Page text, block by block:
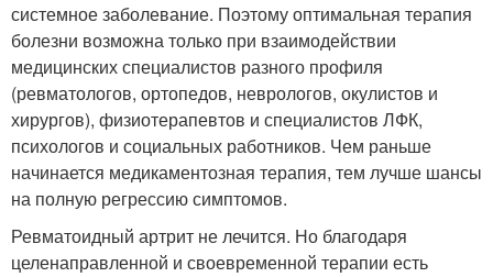
системное заболевание. Поэтому оптимальная терапия
болезни возможна только при взаимодействии
медицинских специалистов разного профиля
(ревматологов, ортопедов, неврологов, окулистов и
хирургов), физиотерапевтов и специалистов ЛФК,
психологов и социальных работников. Чем раньше
начинается медикаментозная терапия, тем лучше шансы
на полную регрессию симптомов.
Ревматоидный артрит не лечится. Но благодаря
целенаправленной и своевременной терапии есть